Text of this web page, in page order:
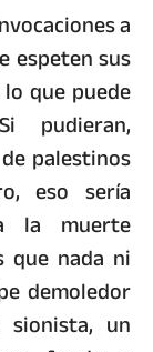
a
espeten sus
que puede
pudieran,
palestinos
eso sería
la muerte
que nada ni
demoledor
un